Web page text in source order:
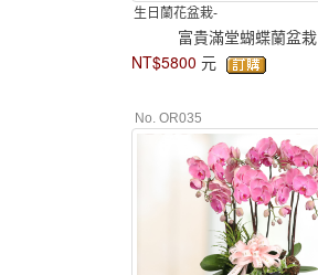
生日蘭花盆栽-
富貴滿堂蝴蝶蘭盆栽
NT$5800 元
No. OR035